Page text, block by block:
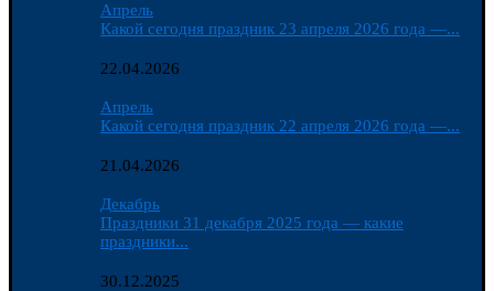
Апрель
Какой сегодня праздник 23 апреля 2026 года —...
22.04.2026
Апрель
Какой сегодня праздник 22 апреля 2026 года —...
21.04.2026
Декабрь
Праздники 31 декабря 2025 года — какие
праздники...
30.12.2025